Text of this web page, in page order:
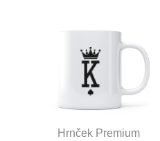
Hrnček Premium